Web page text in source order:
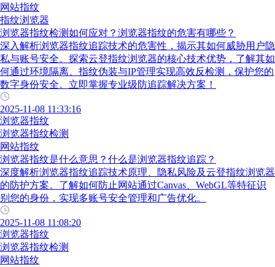
网站指纹
指纹浏览器
浏览器指纹检测如何应对？浏览器指纹的危害有哪些？
深入解析浏览器指纹追踪技术的危害性，揭示其如何威胁用户隐
私与账号安全。探索云登指纹浏览器的核心技术优势，了解其如
何通过环境隔离、指纹伪装与IP管理实现高效反检测，保护您的
数字身份安全。立即掌握专业级防追踪解决方案！
2025-11-08 11:33:16
浏览器指纹
浏览器指纹检测
网站指纹
浏览器指纹是什么意思？什么是浏览器指纹追踪？
深度解析浏览器指纹追踪技术原理、隐私风险及云登指纹浏览器
的防护方案。了解如何防止网站通过Canvas、WebGL等特征识
别您的身份，实现多账号安全管理和广告优化。
2025-11-08 11:08:20
浏览器指纹
浏览器指纹检测
网站指纹